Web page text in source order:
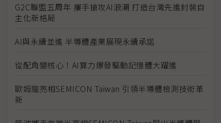
G2C聯盟五周年 攜手搶攻AI浪潮 打造台灣先進封裝自
主化新格局
AI與永續並進 半導體產業展現永續承諾
從配角變核心！AI算力爆發驅動記憶體大躍進
歐姆龍亮相SEMICON Taiwan 引領半導體檢測技術革
新